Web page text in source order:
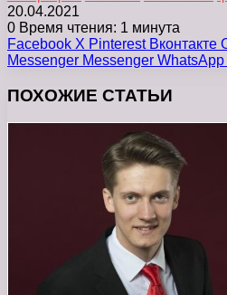
20.04.2021
0 Время чтения: 1 минута
Facebook X Pinterest Вконтакте
Messenger Messenger WhatsApp
ПОХОЖИЕ СТАТЬИ